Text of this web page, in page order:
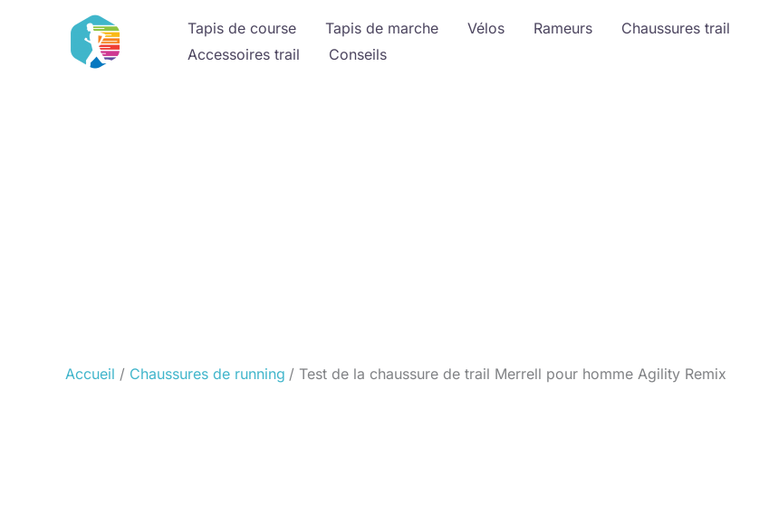
Tapis de course Tapis de marche Vélos Rameurs Chaussures trail
Accessoires trail
Conseils
Accueil Chaussures de running Test de la chaussure de trail Merrell pour homme Agility Remix